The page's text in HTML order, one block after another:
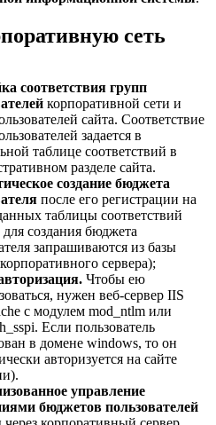
сеть
соответствия групп
корпоративной сети и
сайта. Соответствие
задается в
таблице соответствий в
разделе сайта.
создание бюджета
после его регистрации на
таблицы соответствий
создания бюджета
запрашиваются из базы
сервера);
Чтобы ею
нужен веб-сервер IIS
с модулем mod_ntlm или
Если пользователь
в домене windows, то он
авторизуется на сайте
управление
бюджетов пользователей